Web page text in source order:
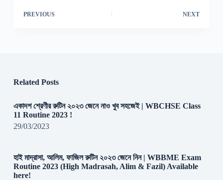
PREVIOUS NEXT
Related Posts
একাদশ শ্রেণীর রুটিন ২০২৩ জেনে নাও খুব সহজেই | WBCHSE Class
11 Routine 2023 !
29/03/2023
হাই মাদ্রাসা, আলিম, ফাজিল রুটিন ২০২৩ জেনে নিন | WBBME Exam
Routine 2023 (High Madrasah, Alim & Fazil) Available
here!